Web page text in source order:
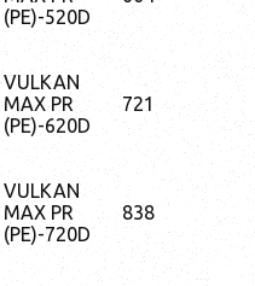
(PE)-520D
VULKAN
MAX PR
(PE)-620D
721
VULKAN
MAX PR
(PE)-720D
838